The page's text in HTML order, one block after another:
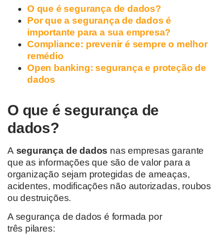
O que é segurança de dados?
Por que a segurança de dados é
importante para a sua empresa?
Compliance: prevenir é sempre o melhor
remédio
Open banking: segurança e proteção de
dados
O que é segurança de
dados?
A segurança de dados nas empresas garante
queas informações que são de valor para a
organização sejam protegidas de ameaças,
acidentes, modificações não autorizadas, roubos
ou destruições.
A segurança de dados é formada por
três pilares: